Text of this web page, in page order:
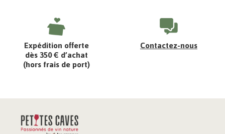
Expédition offerte
dès 350 € d’achat
(hors frais de port)
Contactez-nous